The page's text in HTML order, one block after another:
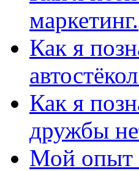
маркетинг.
Как я
Как я
дружбы
Мой опыт